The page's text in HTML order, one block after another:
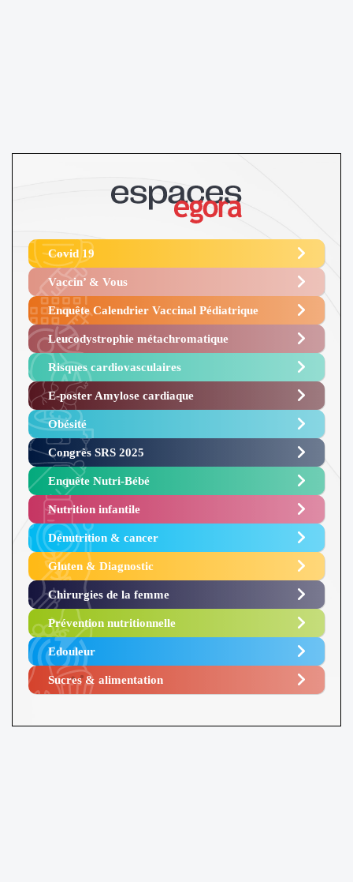
Covid 19
Vaccin’ & Vous
Enquête Calendrier Vaccinal Pédiatrique
Leucodystrophie métachromatique
Risques cardiovasculaires
E-poster Amylose cardiaque ​
Obésité ​
Congrès SRS 2025 ​
Enquête Nutri-Bébé ​
Nutrition infantile
Dénutrition & cancer
Gluten & Diagnostic
Chirurgies de la femme
Prévention nutritionnelle
Edouleur​
Sucres & alimentation​